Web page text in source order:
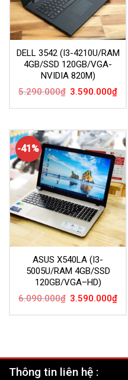
DELL 3542 (I3-4210U/RAM
4GB/SSD 120GB/VGA-
NVIDIA 820M)
5.290.000₫ Giá
3.590.000₫Giá
-41%
ASUS X540LA (I3-
5005U/RAM 4GB/SSD
120GB/VGA–HD)
6.090.000₫ Giá
3.590.000₫Giá
Thông tin liên hệ :